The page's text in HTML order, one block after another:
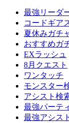
最強リーダ
コードギア
夏休みガチ
おすすめガ
EXラッシュ
8月クエスト
ワンタッチ
モンスター
アシスト検
最強パーテ
最強アシスト